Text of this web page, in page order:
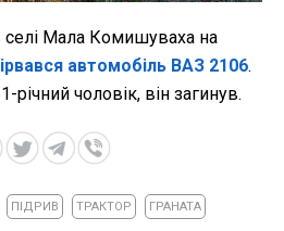
селі Мала Комишуваха на
автомобіль ВАЗ 2106.
чоловік, він загинув.
ПІДРИВ ТРАКТОР ГРАНАТА